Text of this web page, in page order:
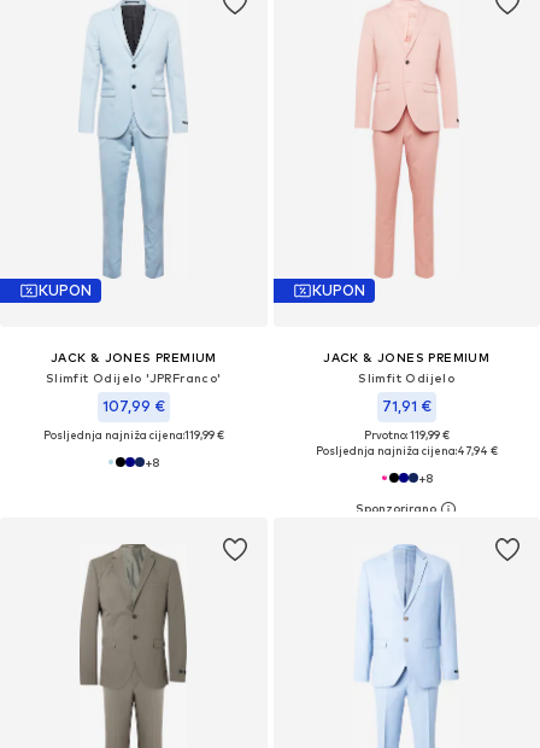
KUPON
JACK & JONES PREMIUM
Slimfit Odijelo 'JPRFranco'
107,99 €
Posljednja najniža cijena:119,99 €
+8
KUPON
JACK & JONES PREMIUM
Slimfit Odijelo
71,91 €
Prvotno: 119,99 €
Posljednja najniža cijena:47,94 €
+8